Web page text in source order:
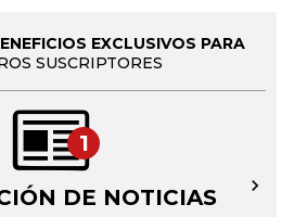
EXCLUSIVOS PARA
SUSCRIPTORES
1
DE NOTICIAS →